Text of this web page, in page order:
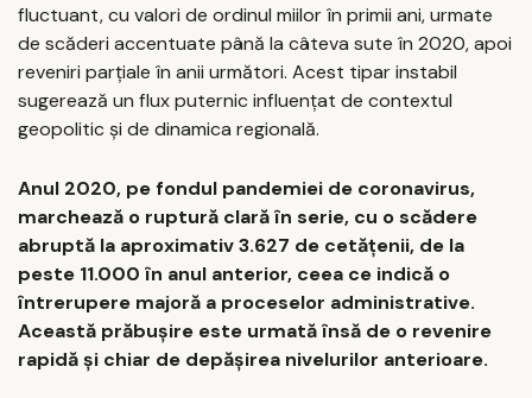
fluctuant, cu valori de ordinul miilor în primii ani, urmate
de scăderi accentuate până la câteva sute în 2020, apoi
reveniri parțiale în anii următori. Acest tipar instabil
sugerează un flux puternic influențat de contextul
geopolitic și de dinamica regională.
Anul 2020, pe fondul pandemiei de coronavirus,
marchează o ruptură clară în serie, cu o scădere
abruptă la aproximativ 3.627 de cetățenii, de la
peste 11.000 în anul anterior, ceea ce indică o
întrerupere majoră a proceselor administrative.
Această prăbușire este urmată însă de o revenire
rapidă și chiar de depășirea nivelurilor anterioare.